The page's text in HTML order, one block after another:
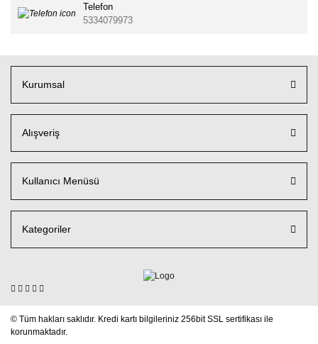
Telefon
5334079973
Kurumsal
Alışveriş
Kullanıcı Menüsü
Kategoriler
© Tüm hakları saklıdır. Kredi kartı bilgileriniz 256bit SSL sertifikası ile
korunmaktadır.